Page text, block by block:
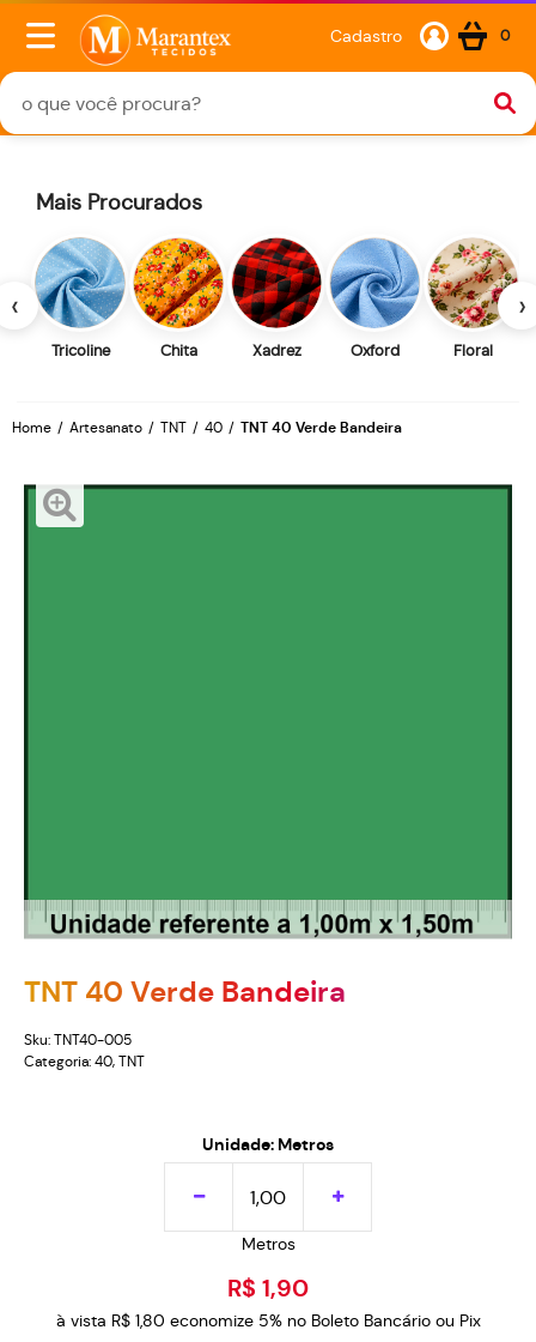
Cadastro 0
‹
Mais Procurados
Tricoline Chita Xadrez Oxford Floral
›
Home Artesanato TNT 40 TNT 40 Verde Bandeira
TNT 40 Verde Bandeira
Sku: TNT40-005
Categoria: 40, TNT
Unidade: Metros
Metros
R$ 1,90
à vista R$ 1,80 economize 5% no Boleto Bancário ou Pix